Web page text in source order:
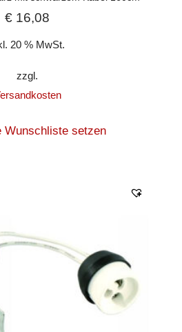
€ 16,08
20 % MwSt.
zzgl.
Wunschliste setzen